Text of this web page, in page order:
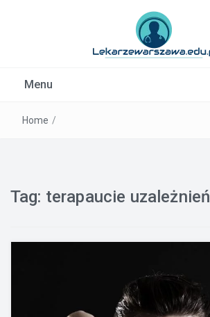
Menu
Home /
Tag: terapaucie uzależnień